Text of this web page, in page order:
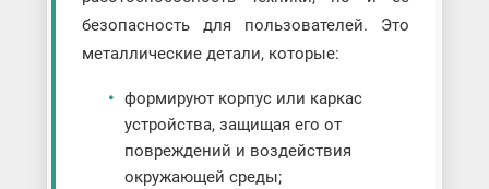
безопасность для пользователей. Это
металлические детали, которые:
формируют корпус или каркас
устройства, защищая его от
повреждений и воздействия
окружающей среды;